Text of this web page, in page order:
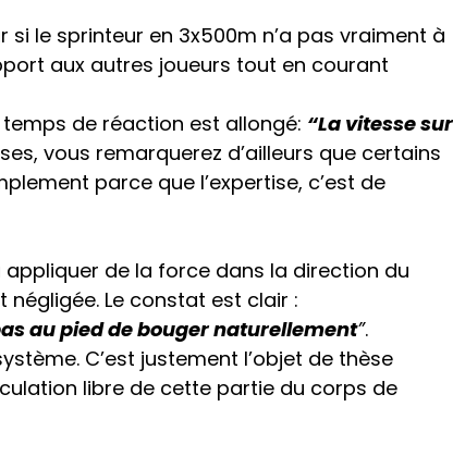
si le sprinteur en 3x500m n’a pas vraiment à
aux autres joueurs tout en courant
de réaction est allongé: “La vitesse sur
vous remarquerez d’ailleurs que certains
parce que l’expertise, c’est de
de la force dans la direction du
négligée. Le constat est clair :
au pied de bouger naturellement”.
C’est justement l’objet de thèse
libre de cette partie du corps de